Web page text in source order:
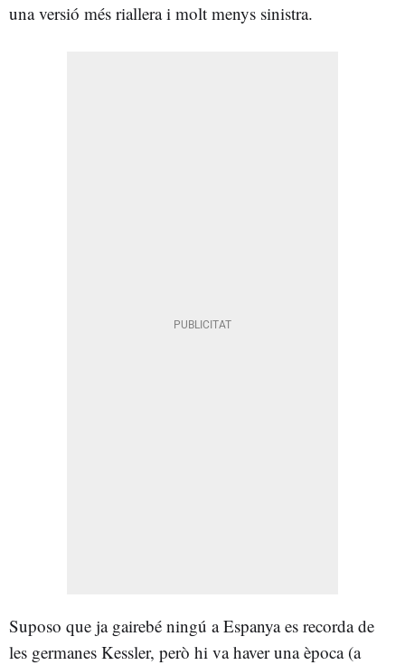
una versió més riallera i molt menys sinistra.
Suposo que ja gairebé ningú a Espanya es recorda de
les germanes Kessler, però hi va haver una època (a